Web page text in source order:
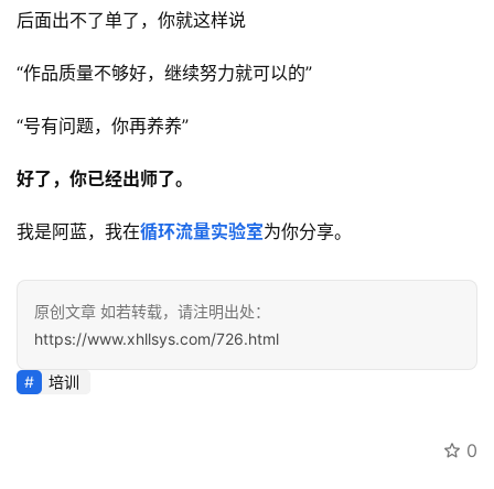
后面出不了单了，你就这样说
“作品质量不够好，继续努力就可以的”
“号有问题，你再养养”
好了，你已经出师了​。
我是阿蓝，我在循环流量实验室为你分享。
原创文章 如若转载，请注明出处：
https://www.xhllsys.com/726.html
培训
0